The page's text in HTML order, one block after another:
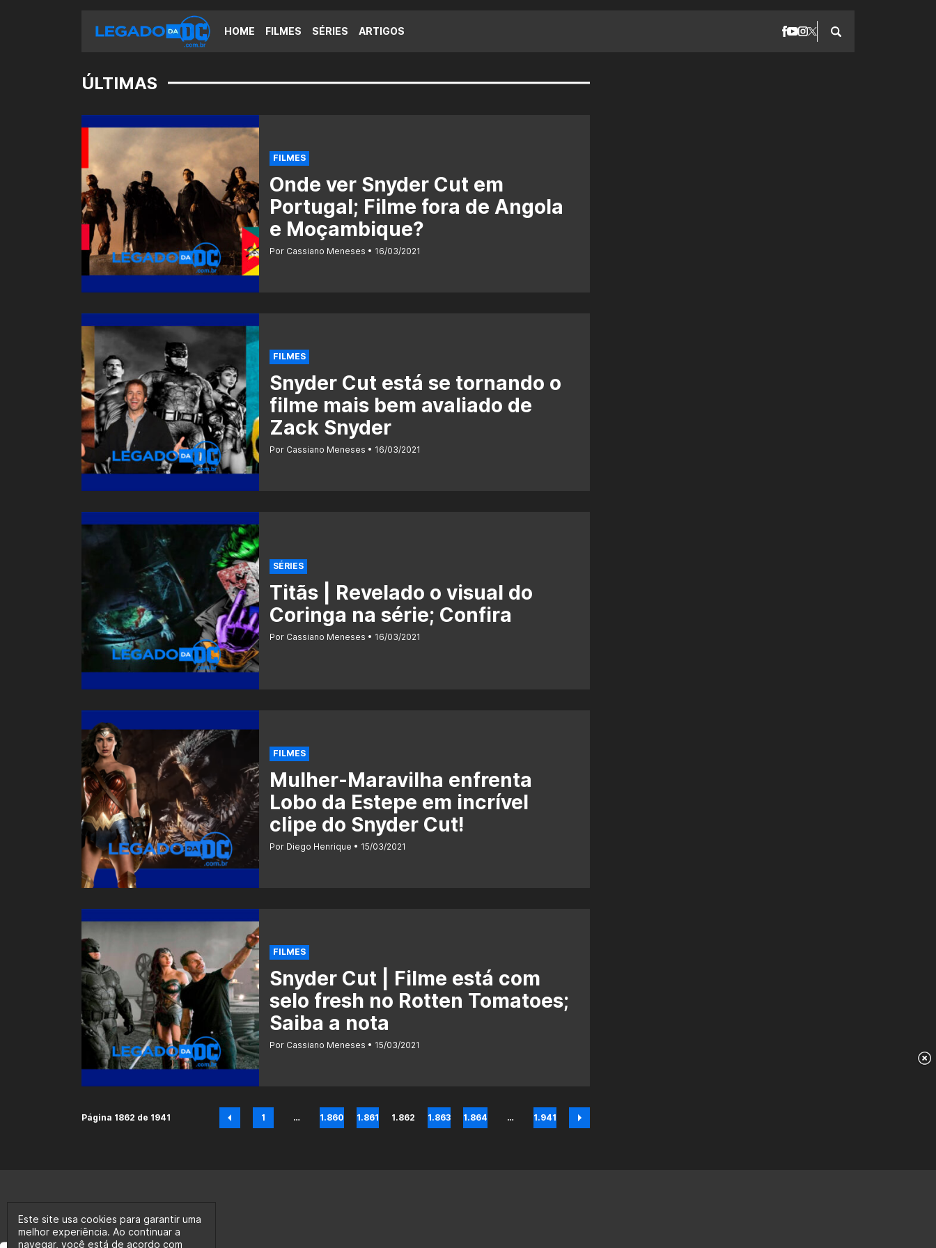
HOME FILMES SÉRIES ARTIGOS
ÚLTIMAS
FILMES
Onde ver Snyder Cut em
Portugal; Filme fora de Angola
e Moçambique?
Por Cassiano Meneses 16/03/2021
FILMES
Snyder Cut está se tornando o
filme mais bem avaliado de
Zack Snyder
Por Cassiano Meneses 16/03/2021
SÉRIES
Titãs | Revelado o visual do
Coringa na série; Confira
Por Cassiano Meneses 16/03/2021
FILMES
Mulher-Maravilha enfrenta
Lobo da Estepe em incrível
clipe do Snyder Cut!
Por Diego Henrique 15/03/2021
FILMES
Snyder Cut | Filme está com
selo fresh no Rotten Tomatoes;
Saiba a nota
Por Cassiano Meneses 15/03/2021
Página 1862 de 1941
Página
1
…
Página
1.860
Página
1.861
Página
1.862
Página
1.863
Página
1.864
…
Página
1.941
Este site usa cookies para garantir uma
melhor experiência. Ao continuar a
navegar, você está de acordo com